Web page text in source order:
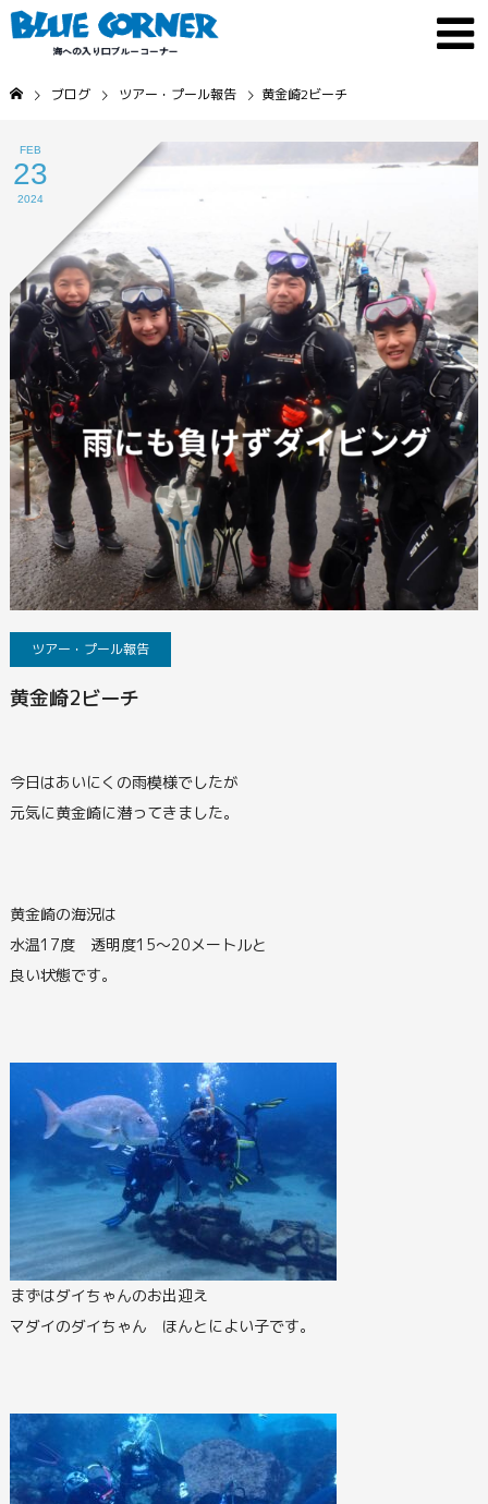
ブログ ツアー・プール報告 黄金崎2ビーチ
FEB
23
2024
ツアー・プール報告
黄金崎2ビーチ
今日はあいにくの雨模様でしたが
元気に黄金崎に潜ってきました。
黄金崎の海況は
水温17度 透明度15～20メートルと
良い状態です。
まずはダイちゃんのお出迎え
マダイのダイちゃん ほんとによい子です。